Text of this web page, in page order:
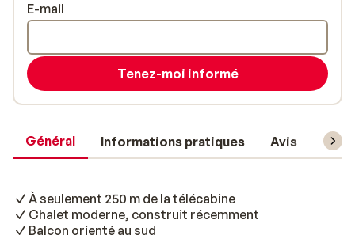
Général Informations pratiques Avis
À seulement 250 m de la télécabine
Chalet moderne, construit récemment
Balcon orienté au sud
E-mail
Tenez-moi informé